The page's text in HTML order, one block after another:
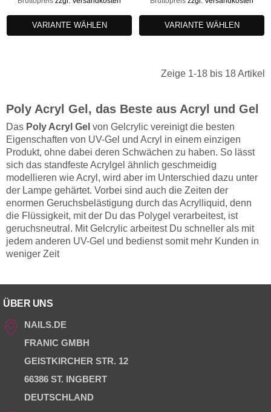
VARIANTE WÄHLEN VARIANTE WÄHLEN
Zeige 1-18 bis 18 Artikel
Poly Acryl Gel, das Beste aus Acryl und Gel
Das Poly Acryl Gel von Gelcrylic vereinigt die besten
Eigenschaften von UV-Gel und Acryl in einem einzigen
Produkt, ohne dabei deren Schwächen zu haben. So lässt
sich das standfeste Acrylgel ähnlich geschmeidig
modellieren wie Acryl, wird aber im Unterschied dazu unter
der Lampe gehärtet. Vorbei sind auch die Zeiten der
enormen Geruchsbelästigung durch das Acrylliquid, denn
die Flüssigkeit, mit der Du das Polygel verarbeitest, ist
geruchsneutral. Mit Gelcrylic arbeitest Du schneller als mit
jedem anderen UV-Gel und bedienst somit mehr Kunden in
weniger Zeit
ÜBER UNS
NAILS.DE
FRANIC GMBH
GEISTKIRCHER STR. 12
66386 ST. INGBERT
DEUTSCHLAND